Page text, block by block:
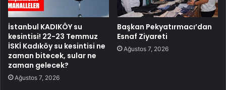
İstanbul KADIKÖY su
kesintisi! 22-23 Temmuz
İSKİ Kadıköy su kesintisi ne
zaman bitecek, sular ne
zaman gelecek?
Ağustos 7, 2026
Başkan Pekyatırmacı’dan
Esnaf Ziyareti
Ağustos 7, 2026